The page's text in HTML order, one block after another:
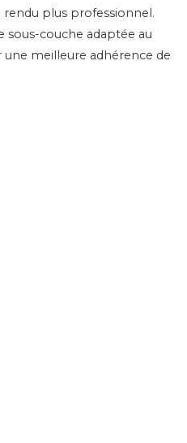
plus professionnel.
sous-couche adaptée au
meilleure adhérence de